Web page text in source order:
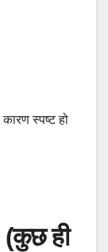
स्पष्ट हो
ही